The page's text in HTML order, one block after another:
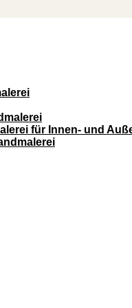
für Innen- und